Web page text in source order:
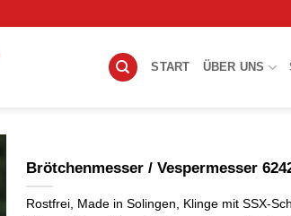
START ÜBER UNS
Brötchenmesser / Vespermesser
Rostfrei, Made in Solingen, Klinge mit SSX-